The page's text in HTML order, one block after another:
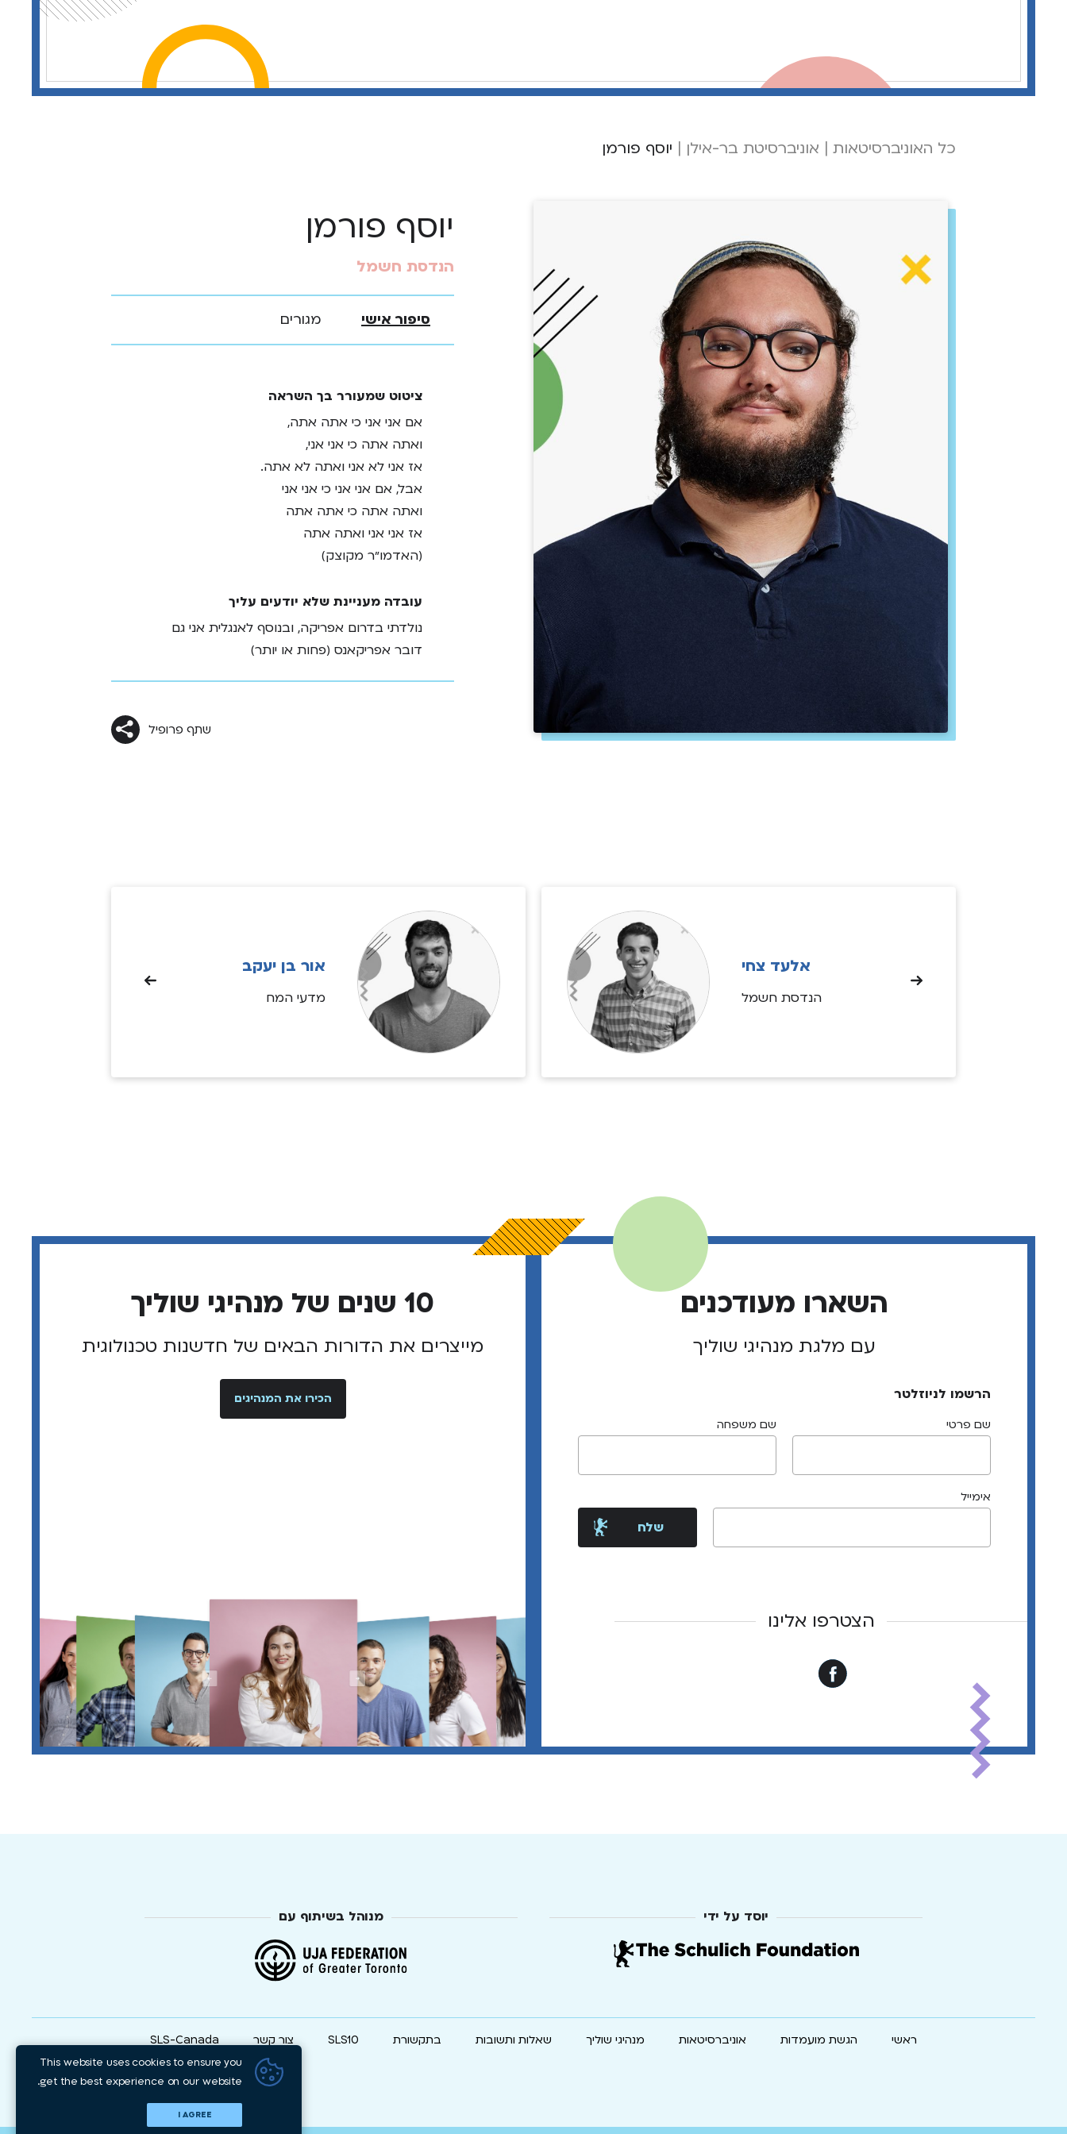
כל האוניברסיטאות | אוניברסיטת בר-אילן | יוסף פורמן
יוסף פורמן
הנדסת חשמל
סיפור אישי מגורים
ציטוט שמעורר בך השראה
אם אני אני כי אתה אתה,
ואתה אתה כי אני אני,
אז אני לא אני ואתה לא אתה.
אבל, אם אני אני כי אני אני
ואתה אתה כי אתה אתה
אז אני אני ואתה אתה
(האדמו״ר מקוצק)
עובדה מעניינת שלא יודעים עליך
נולדתי בדרום אפריקה, ובנוסף לאנגלית אני גם
דובר אפריקאנס (פחות או יותר)
החלום שלי הוא לעשות טוב בעולם, ולהשאיר אותו
שתף פרופיל
אלעד צחי
הנדסת חשמל
אור בן יעקב
מדעי המח
השארו מעודכנים
עם מלגת מנהיגי שוליך
הרשמו לניוזלטר
שם פרטי שם משפחה
אימייל
הצטרפו אלינו
10 שנים של מנהיגי שוליך
מייצרים את הדורות הבאים של חדשנות טכנולוגית
הכירו את המנהיגים
יוסד על ידי מנוהל בשיתוף עם
ראשי הגשת מועמדות אוניברסיטאות מנהיגי שוליך שאלות ותשובות בתקשורת SLS10 צור קשר SLS-Canada
This website uses cookies to ensure you
get the best experience on our website.
I AGREE